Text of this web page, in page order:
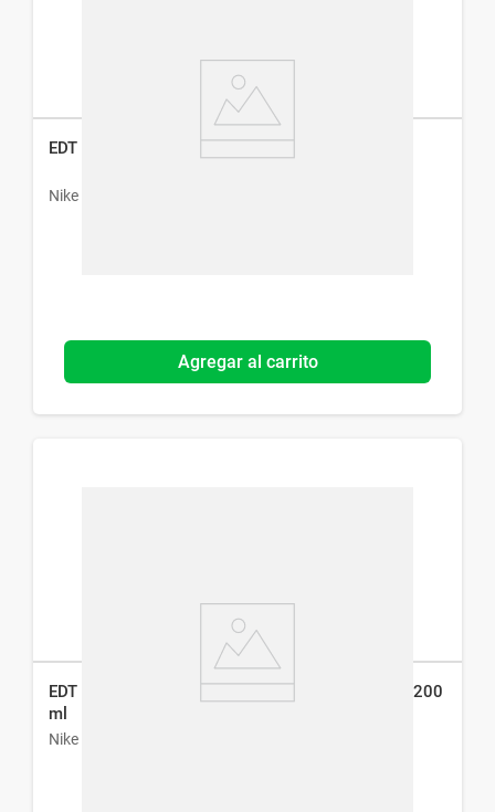
EDT Nike Ultra Blue Man x 30 ml
Nike
Agregar al carrito
EDT Desodorante en Spray Nike Ultra Blue Man x 200
ml
Nike